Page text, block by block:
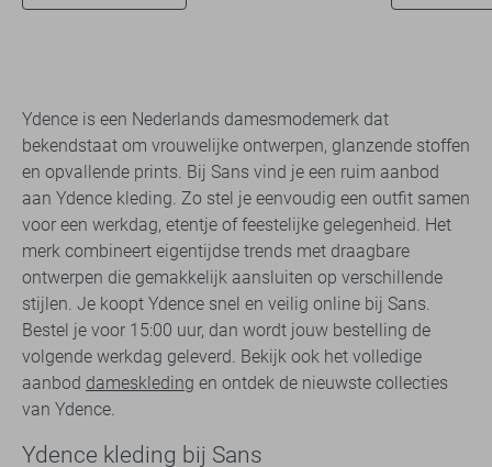
Ydence is een Nederlands damesmodemerk dat
bekendstaat om vrouwelijke ontwerpen, glanzende stoffen
en opvallende prints. Bij Sans vind je een ruim aanbod
aan Ydence kleding. Zo stel je eenvoudig een outfit samen
voor een werkdag, etentje of feestelijke gelegenheid. Het
merk combineert eigentijdse trends met draagbare
ontwerpen die gemakkelijk aansluiten op verschillende
stijlen. Je koopt Ydence snel en veilig online bij Sans.
Bestel je voor 15:00 uur, dan wordt jouw bestelling de
volgende werkdag geleverd. Bekijk ook het volledige
aanbod dameskleding en ontdek de nieuwste collecties
van Ydence.
Ydence kleding bij Sans